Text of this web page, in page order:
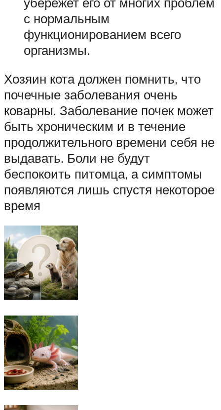
с нормальным
функционированием всего
организмы.
Хозяин кота должен помнить, что
почечные заболевания очень
коварны. Заболевание почек может
быть хроническим и в течение
продолжительного времени себя не
выдавать. Боли не будут
беспокоить питомца, а симптомы
появляются лишь спустя некоторое
время